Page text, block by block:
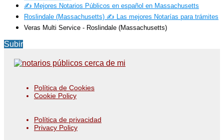
✍️ Mejores Notarios Públicos en español en Massachusetts
Roslindale (Massachusetts) ✍️ Las mejores Notarías para trámites
Veras Multi Service - Roslindale (Massachusetts)
Subir
Política de Cookies
Cookie Policy
Política de privacidad
Privacy Policy